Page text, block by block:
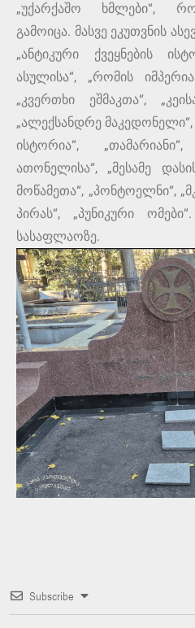
„უქარქაშო ხმლები“,
გამოიცა. მასვე ეკუთვნის
„ანტიკური ქვეყნების
ასულისა“, „რომის
„კვერთხი ეშმაკთა“,
„ალექსანდრე მაკედონელი“,
ისტორია“, „თამარიანი“,
ათონელისა“, „მესამე
მოწამეთა“, „პონტოელნი“,
პირას“, „პუნიკური
სასაფლაოზე.
Subscribe